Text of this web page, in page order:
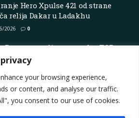
your browsing experience,
or content, and analyse our traffic.
you consent to our use of cookies.
Hero Xpulse 421 od strane
relija Dakar u Ladakhu
2026 0
Rocca potvrdio povratak u TCR